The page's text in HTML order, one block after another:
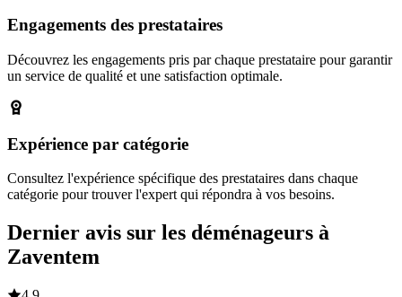
Engagements des prestataires
Découvrez les engagements pris par chaque prestataire pour garantir
un service de qualité et une satisfaction optimale.
Expérience par catégorie
Consultez l'expérience spécifique des prestataires dans chaque
catégorie pour trouver l'expert qui répondra à vos besoins.
Dernier avis sur les déménageurs à
Zaventem